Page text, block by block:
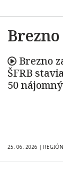
Brezno
Brezno
ŠFRB
50
25. 06. 2026 |